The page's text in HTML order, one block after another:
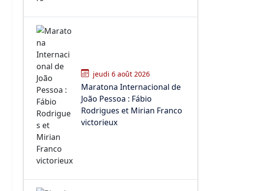
jeudi 6 août 2026
Maratona Internacional de
João Pessoa : Fábio
Rodrigues et Mirian Franco
victorieux